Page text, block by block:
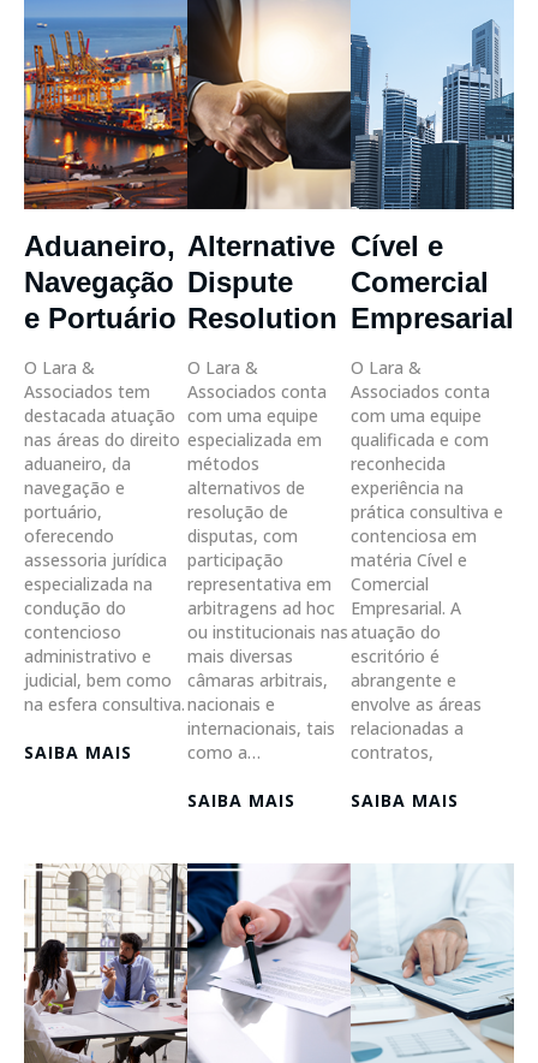
Aduaneiro,
Navegação
e Portuário
O Lara &
Associados tem
destacada atuação
nas áreas do direito
aduaneiro, da
navegação e
portuário,
oferecendo
assessoria jurídica
especializada na
condução do
contencioso
administrativo e
judicial, bem como
na esfera consultiva.
SAIBA MAIS
Alternative
Dispute
Resolution
O Lara &
Associados conta
com uma equipe
especializada em
métodos
alternativos de
resolução de
disputas, com
participação
representativa em
arbitragens ad hoc
ou institucionais nas
mais diversas
câmaras arbitrais,
nacionais e
internacionais, tais
como a…
SAIBA MAIS
Cível e
Comercial
Empresarial
O Lara &
Associados conta
com uma equipe
qualificada e com
reconhecida
experiência na
prática consultiva e
contenciosa em
matéria Cível e
Comercial
Empresarial. A
atuação do
escritório é
abrangente e
envolve as áreas
relacionadas a
contratos,
SAIBA MAIS